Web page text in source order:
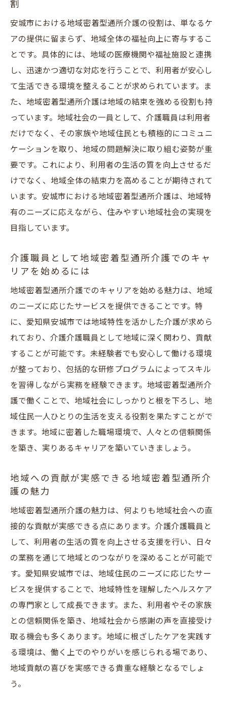
城市で築く秘訣
地域密着型通所介護におけるキャリアの重
要性
安城市で地域に根ざした介護職員として成
長する方法
地域密着型通所介護職員としてのスキルア
ップのコツ
長期的なキャリアを描くための地域密着型
通所介護での経験
安城市での地域密着型通所介護職員として
の成功事例
通所介護の魅力
未経験者が地域密着型通所介護で働くメリ
ット
地域密着型通所介護で未経験者をサポート
する制度
未経験者でも安心して始められる地域密着
型通所介護
地域密着型通所介護での未経験者向けトレ
ーニングプログラム
地域密着型通所介護の現場での具体的な仕
地域密着型通所介護での働き方とは？介護職員
の求人動向を探る
地域密着型通所介護での日常業務とそのや
りがい
安城市での地域密着型通所介護の求人市場
の現状
地域密着型通所介護での働き方とライフス
タイル
介護職員として地域密着型通所介護でのキ
ャリアパス
地域密着型通所介護での職場環境とチーム
ワークの重要性
割
安城市における地域密着型通所介護の役割は、単なるケ
アの提供に留まらず、地域全体の福祉向上に寄与するこ
とです。具体的には、地域の医療機関や福祉施設と連携
し、迅速かつ適切な対応を行うことで、利用者が安心し
て生活できる環境を整えることが求められています。ま
た、地域密着型通所介護は地域の結束を強める役割も持
っています。地域社会の一員として、介護職員は利用者
だけでなく、その家族や地域住民とも積極的にコミュニ
ケーションを取り、地域の問題解決に取り組む姿勢が重
要です。これにより、利用者の生活の質を向上させるだ
けでなく、地域全体の結束力を高めることが期待されて
います。安城市における地域密着型通所介護は、地域特
有のニーズに応えながら、住みやすい地域社会の実現を
目指しています。
介護職員として地域密着型通所介護でのキャ
リアを始めるには
地域密着型通所介護でのキャリアを始める魅力は、地域
のニーズに応じたサービスを提供できることです。特
に、愛知県安城市では地域特性を活かした介護が求めら
れており、介護介護職員として地域に深く関わり、貢献
することが可能です。未経験者でも安心して働ける環境
が整っており、包括的な研修プログラムによってスキル
を習得しながら実務を経験できます。地域密着型通所介
護で働くことで、地域社会にしっかりと根を下ろし、地
域住民一人ひとりの生活を支える役割を果たすことがで
きます。地域に密着した職場環境で、人々との信頼関係
を築き、実りあるキャリアを築いていきましょう。
地域への貢献が実感できる地域密着型通所介
護の魅力
地域密着型通所介護の魅力は、何よりも地域社会への直
接的な貢献が実感できる点にあります。介護介護職員と
して、利用者の生活の質を向上させる支援を行い、日々
の業務を通じて地域とのつながりを深めることが可能で
す。愛知県安城市では、地域住民のニーズに応じたサー
ビスを提供することで、地域特性を理解したヘルスケア
の専門家として成長できます。また、利用者やその家族
との信頼関係を築き、地域社会から感謝の声を直接受け
取る機会も多くあります。地域に根ざしたケアを実践す
る環境は、働く上でのやりがいを感じられる場であり、
地域貢献の喜びを実感できる貴重な経験となるでしょ
う。